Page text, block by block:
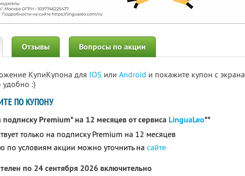
Отзывы Вопросы по акции
КупиКупона для IOS или Android и покажите купон с экрана
удобно :)
ПО КУПОНУ
Premium* на 12 месяцев от сервиса LinguaLeo**
только на подписку Premium на 12 месяцев
условиям акции можно уточнить на сайте
по 24 сентября 2026 включительно